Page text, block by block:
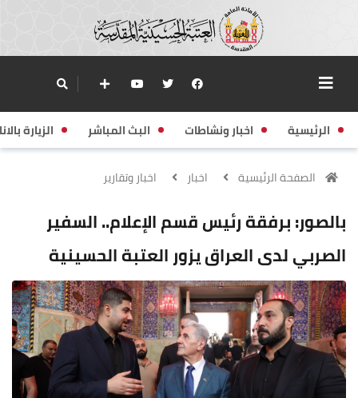
الرئيسية اخبار ونشاطات البث المباشر الزيارة
الصفحة الرئيسية اخبار اخبار وتقارير
بالصور: برفقة رئيس قسم الإعلام.. السفير
الصربي لدى العراق يزور العتبة الحسينية